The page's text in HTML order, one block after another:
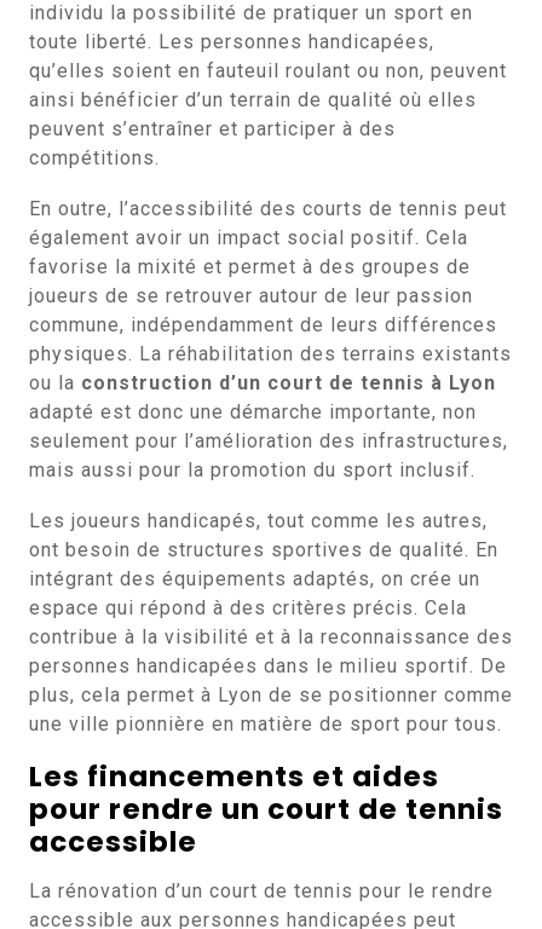
individu la possibilité de pratiquer un sport en
toute liberté. Les personnes handicapées,
qu’elles soient en fauteuil roulant ou non, peuvent
ainsi bénéficier d’un terrain de qualité où elles
peuvent s’entraîner et participer à des
compétitions.
En outre, l’accessibilité des courts de tennis peut
également avoir un impact social positif. Cela
favorise la mixité et permet à des groupes de
joueurs de se retrouver autour de leur passion
commune, indépendamment de leurs différences
physiques. La réhabilitation des terrains existants
ou la construction d’un court de tennis à Lyon
adapté est donc une démarche importante, non
seulement pour l’amélioration des infrastructures,
mais aussi pour la promotion du sport inclusif.
Les joueurs handicapés, tout comme les autres,
ont besoin de structures sportives de qualité. En
intégrant des équipements adaptés, on crée un
espace qui répond à des critères précis. Cela
contribue à la visibilité et à la reconnaissance des
personnes handicapées dans le milieu sportif. De
plus, cela permet à Lyon de se positionner comme
une ville pionnière en matière de sport pour tous.
Les financements et aides
pour rendre un court de tennis
accessible
La rénovation d’un court de tennis pour le rendre
accessible aux personnes handicapées peut